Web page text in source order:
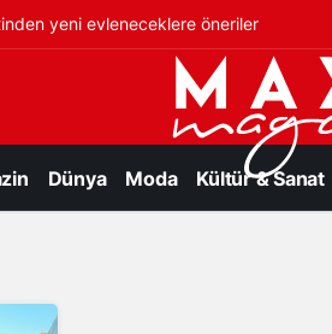
yeni evleneceklere öneriler
Dünya Moda Kültür & Sanat